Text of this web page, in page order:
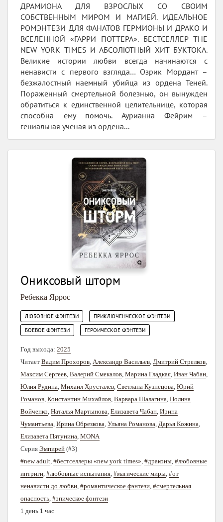
ДРАМИОНА ДЛЯ ВЗРОСЛЫХ СО СВОИМ
СОБСТВЕННЫМ МИРОМ И МАГИЕЙ. ИДЕАЛЬНОЕ
РОМЭНТЕЗИ ДЛЯ ФАНАТОВ ГЕРМИОНЫ И ДРАКО И
ВСЕЛЕННОЙ «ГАРРИ ПОТТЕРА». БЕСТСЕЛЛЕР THE
NEW YORK TIMES И АБСОЛЮТНЫЙ ХИТ БУКТОКА.
Великие истории любви всегда начинаются с
ненависти с первого взгляда… Озрик Мордант –
безжалостный наемный убийца из ордена Теней.
Пораженный смертельной болезнью, он вынужден
обратиться к единственной целительнице, которая
способна ему помочь. Аурианна Фейрим –
гениальная ученая из ордена...
Ониксовый шторм
Ребекка Яррос
ЛЮБОВНОЕ ФЭНТЕЗИ ПРИКЛЮЧЕНЧЕСКОЕ ФЭНТЕЗИ
БОЕВОЕ ФЭНТЕЗИ ГЕРОИЧЕСКОЕ ФЭНТЕЗИ
Год выхода: 2025
Читает Вадим Прохоров, Александр Васильев, Дмитрий Стрелков,
Максим Сергеев, Валерий Смекалов, Марина Гладкая, Иван Чабан,
Юлия Рудина, Михаил Хрусталев, Светлана Кузнецова, Юрий
Романов, Константин Михайлов, Варвара Шалагина, Полина
Войченко, Наталья Мартынова, Елизавета Чабан, Ирина
Чумантьева, Ирина Обрезкова, Ульяна Романова, Дарья Кожина,
Елизавета Пятунина, MONA
Серия Эмпирей (#3)
#new adult, #бестселлеры «new york times», #драконы, #любовные
интриги, #любовные испытания, #магические миры, #от
ненависти до любви, #романтическое фэнтези, #смертельная
опасность, #эпическое фэнтези
1 день 1 час